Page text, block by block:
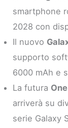
smartphone
2028 con
Il nuovo
supporto
6000 mAh e
La futura
arriverà su
serie Galaxy